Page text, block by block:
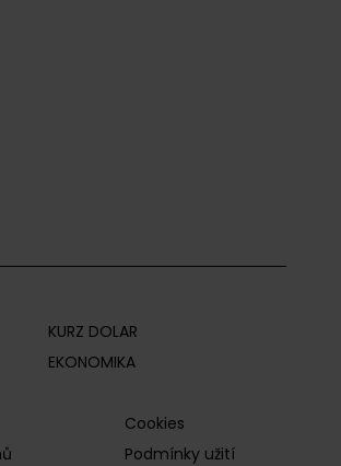
KURZ DOLAR
EKONOMIKA
Cookies
Podmínky užití